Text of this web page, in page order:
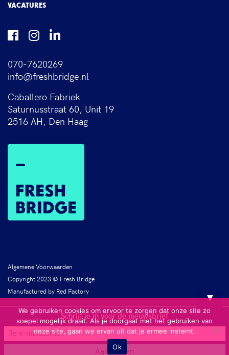
VACATURES
070-7620269
info@freshbridge.nl
Caballero Fabriek
Saturnusstraat 60, Unit 19
2516 AH, Den Haag
Algemene Voorwaarden
Copyright 2023 © Fresh Bridge
Manufactured by Red Factory
▼
Schrijf je in voor de nieuwsbrief
We gebruiken cookies om ervoor te zorgen dat onze site zo
soepel mogelijk draait. Als je doorgaat met het gebruiken van
deze site, gaan we ervan uit dat je ermee instemt.
Ok